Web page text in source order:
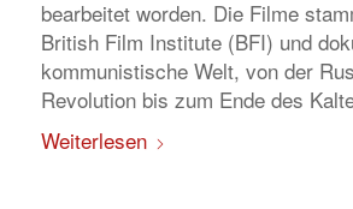
bearbeitet worden. Die Filme
British Film Institute (BFI) und
kommunistische Welt, von der
Revolution bis zum Ende des
Weiterlesen